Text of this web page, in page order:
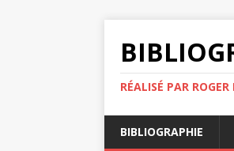
RÉALISÉ PAR
BIBLIOGRAPHIE